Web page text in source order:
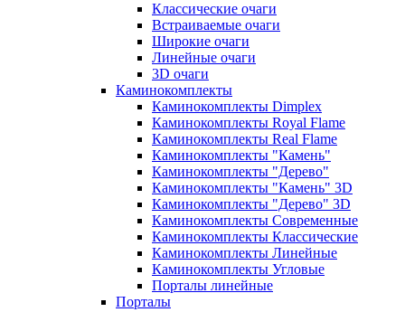
Классические очаги
Встраиваемые очаги
Широкие очаги
Линейные очаги
3D очаги
Каминокомплекты
Каминокомплекты Dimplex
Каминокомплекты Royal Flame
Каминокомплекты Real Flame
Каминокомплекты "Камень"
Каминокомплекты "Дерево"
Каминокомплекты "Камень" 3D
Каминокомплекты "Дерево" 3D
Каминокомплекты Современные
Каминокомплекты Классические
Каминокомплекты Линейные
Каминокомплекты Угловые
Порталы линейные
Порталы